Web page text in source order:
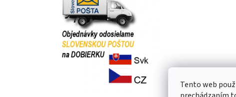
Tento web